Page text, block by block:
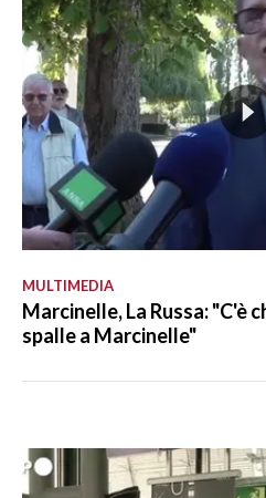
MULTIMEDIA
Marcinelle, La Russa: "C'è
spalle a Marcinelle"